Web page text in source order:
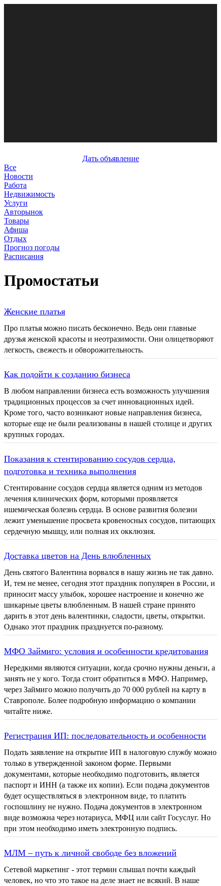
Дать объявление
Все
Новости
Работа
Недвижимость
Услуги
Авторынок
Товары
Афиша
Отдых
Прогноз погоды
Расписания
Промостатьи
Женские платья
Про платья можно писать бесконечно. Ведь они главные
друзья женской красоты и неотразимости. Они олицетворяют
легкость, свежесть и обворожительность.
Как подойти к созданию бизнеса
В любом направлении бизнеса есть возможность улучшения
традиционных процессов за счет инновационных идей.
Кроме того, часто возникают новые направления бизнеса,
которые еще не были реализованы в нашей столице и других
крупных городах.
Показания к стентированию сосудов сердца,
подготовка и техника выполнения
Стентирование сосудов сердца является одним из методов
лечения клинических форм, которыми проявляется
ишемическая болезнь сердца. В основе развития болезни
лежит уменьшение просвета кровеносных сосудов, питающих
сердечную мышцу, или полная их окклюзия.
Доставка цветов на День влюбленных
День святого Валентина ворвался в нашу жизнь не так давно.
И, тем не менее, сегодня этот праздник популярен в России, и
приносит массу улыбок, хорошее настроение и конечно же
шикарные цветы влюбленным. В нашей стране принято
дарить в этот день валентинки, сладости, цветы, открытки.
Однако этот праздник празднуется по-разному.
МФО Займиго: условия и особенности кредитования
Нередкими являются ситуации, когда срочно нужны деньги, а
занять не у кого. Тогда стоит обратиться в МФО. Например,
через Займиго можно получить до 70 000 рублей на карту в
Ставрополе. Более подробную информацию о компании
читайте ниже.
Регистрация ИП: последовательность и особенности
Подать заявление на открытие ИП в налоговую службу можно
только в утвержденной законом форме. Первыми
документами, которые необходимо подготовить, является
паспорт и ИНН (а также их копии). Если подача документов
будет осуществляться в электронном виде, то платить
госпошлину не нужно. Подача документов в электронном
виде возможна через нотариуса, МФЦ или сайт Госуслуг. Но
при этом необходимо иметь электронную подпись.
МЛМ – путь к личной свободе без вложений
Сетевой маркетинг - этот термин слышал почти каждый
человек, но что это такое на деле знает не всякий. В наше